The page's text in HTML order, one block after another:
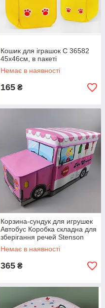
Кошик для іграшок С 36582
45х46см, в пакеті
Немає в наявності
165 ₴
Корзина-сундук для игрушек
Автобус Коробка складна для
зберігання речей Stenson
WW01364 55x25x31см
рожевий
Немає в наявності
365 ₴